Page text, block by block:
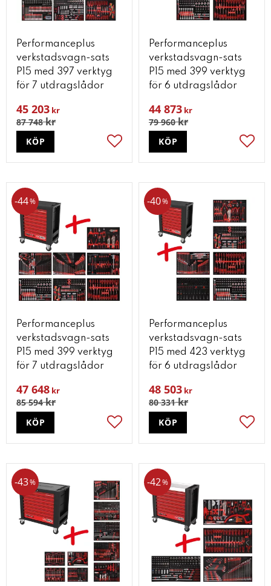
Performanceplus
verkstadsvagn-sats
P15 med 397 verktyg
för 7 utdragslådor
45 203 kr
87 748kr
Lägg till i favoriter
KÖP
Performanceplus
verkstadsvagn-sats
P15 med 399 verktyg
för 6 utdragslådor
44 873 kr
79 960kr
KÖP
Performanceplus
verkstadsvagn-sats
P15 med 399 verktyg
för 7 utdragslådor
47 648 kr
85 594kr
44%
Lägg till i favoriter
KÖP
Performanceplus
verkstadsvagn-sats
P15 med 423 verktyg
för 6 utdragslådor
48 503 kr
80 331kr
40%
KÖP
43% 42%